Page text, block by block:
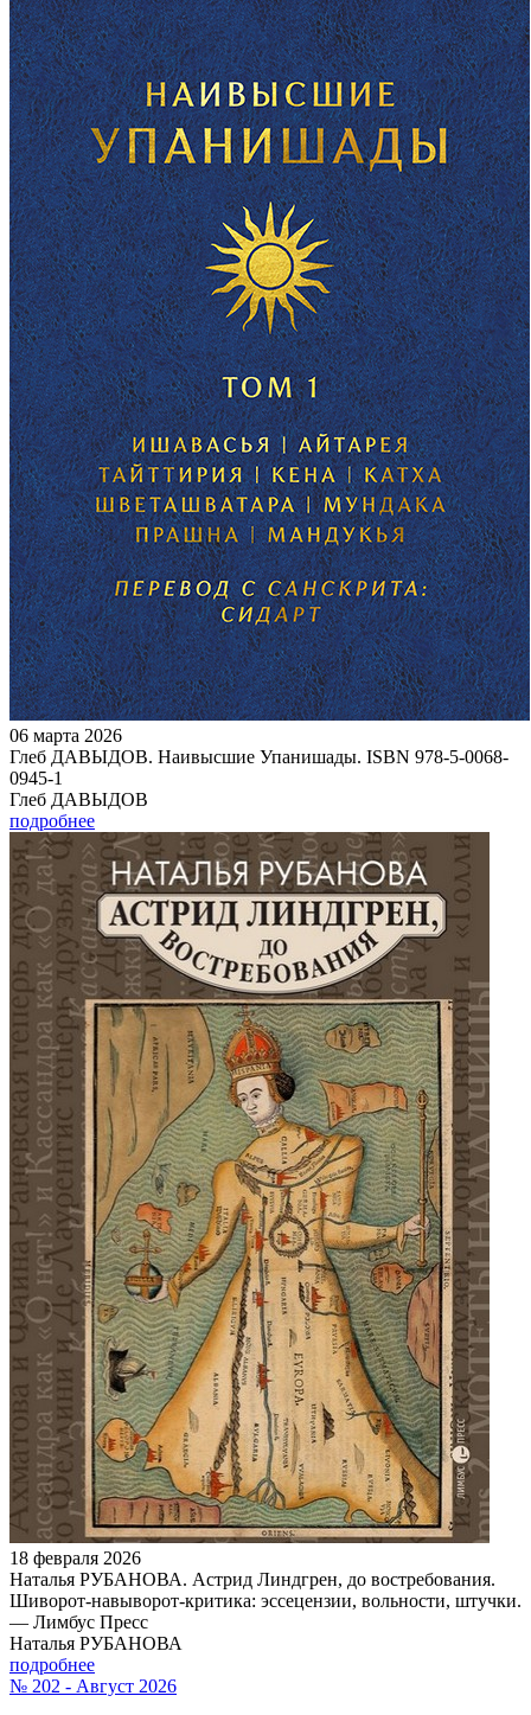
06 марта 2026
Глеб ДАВЫДОВ. Наивысшие Упанишады. ISBN 978-5-0068-
0945-1
Глеб ДАВЫДОВ
подробнее
18 февраля 2026
Наталья РУБАНОВА. Астрид Линдгрен, до востребования.
Шиворот-навыворот-критика: эссецензии, вольности, штучки.
— Лимбус Пресс
Наталья РУБАНОВА
подробнее
№ 202 - Август 2026